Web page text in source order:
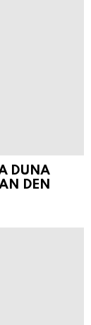
DUNA
DEN